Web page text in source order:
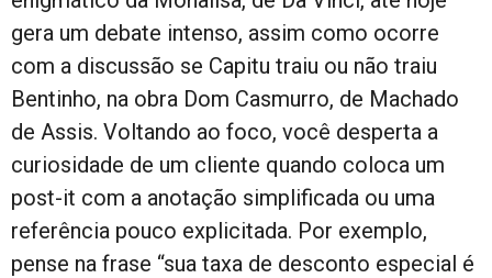
gera um debate intenso, assim como ocorre
com a discussão se Capitu traiu ou não traiu
Bentinho, na obra Dom Casmurro, de Machado
de Assis. Voltando ao foco, você desperta a
curiosidade de um cliente quando coloca um
post-it com a anotação simplificada ou uma
referência pouco explicitada. Por exemplo,
pense na frase “sua taxa de desconto especial é